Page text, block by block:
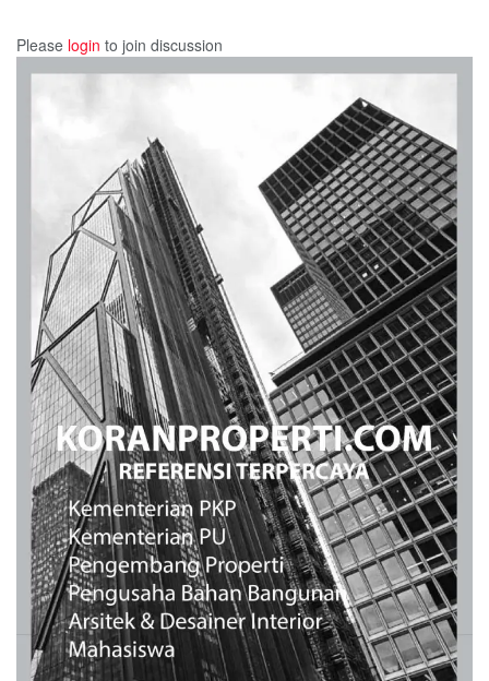
Please login to join discussion